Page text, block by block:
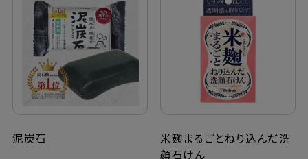
定期購入
泥炭石
米麹まるごとねり込んだ洗
顔石けん